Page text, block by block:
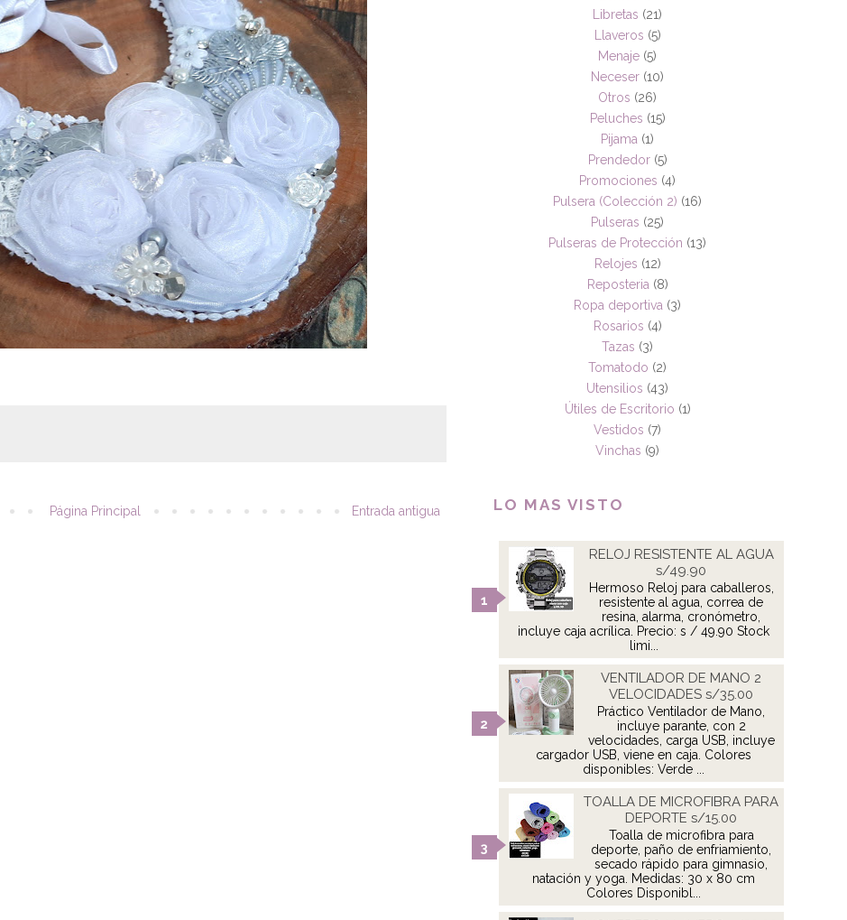
Entrada antigua
Página Principal
Libretas (21)
Llaveros (5)
Menaje (5)
Neceser (10)
Otros (26)
Peluches (15)
Pijama (1)
Prendedor (5)
Promociones (4)
Pulsera (Colección 2) (16)
Pulseras (25)
Pulseras de Protección (13)
Relojes (12)
Reposteria (8)
Ropa deportiva (3)
Rosarios (4)
Tazas (3)
Tomatodo (2)
Utensilios (43)
Útiles de Escritorio (1)
Vestidos (7)
Vinchas (9)
LO MAS VISTO
RELOJ RESISTENTE AL AGUA
s/49.90
Hermoso Reloj para caballeros,
resistente al agua, correa de
resina, alarma, cronómetro,
incluye caja acrílica. Precio: s / 49.90 Stock
limi...
VENTILADOR DE MANO 2
VELOCIDADES s/35.00
Práctico Ventilador de Mano,
incluye parante, con 2
velocidades, carga USB, incluye
cargador USB, viene en caja. Colores
disponibles: Verde ...
TOALLA DE MICROFIBRA PARA
DEPORTE s/15.00
Toalla de microfibra para
deporte, paño de enfriamiento,
secado rápido para gimnasio,
natación y yoga. Medidas: 30 x 80 cm
Colores Disponibl...